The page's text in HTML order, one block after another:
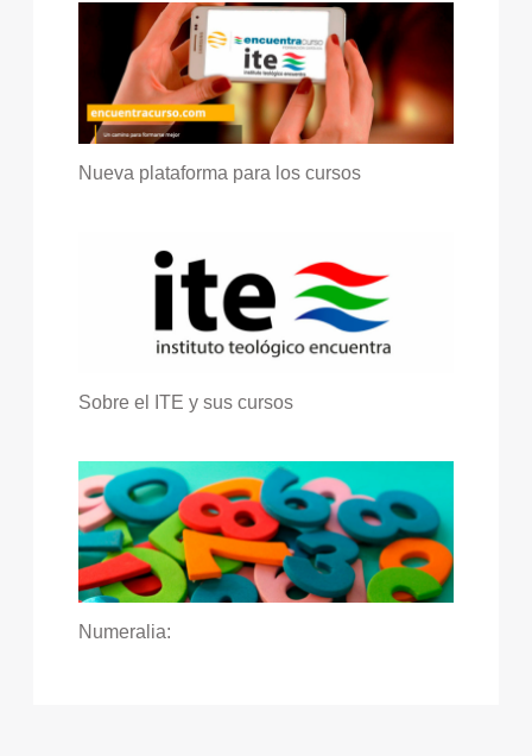
Nueva plataforma para los cursos
Sobre el ITE y sus cursos
Numeralia: